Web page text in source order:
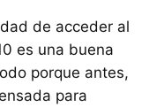
de acceder al
es una buena
porque antes,
para